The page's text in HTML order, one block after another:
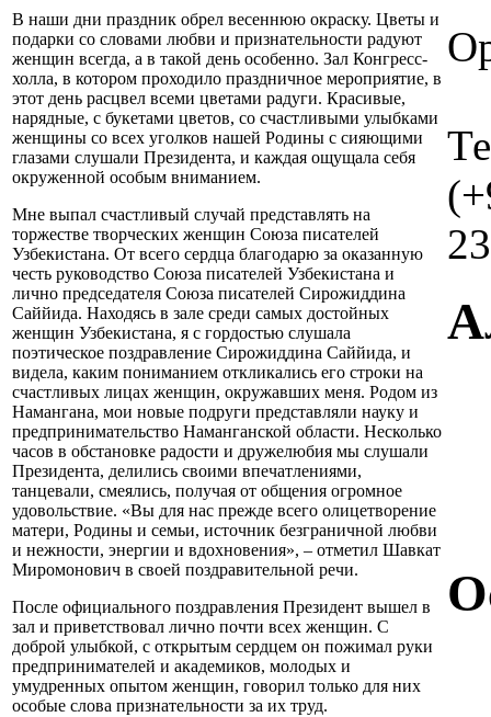
В наши дни праздник обрел весеннюю окраску. Цветы и
подарки со словами любви и признательности радуют
женщин всегда, а в такой день особенно. Зал Конгресс-
холла, в котором проходило праздничное мероприятие, в
этот день расцвел всеми цветами радуги. Красивые,
нарядные, с букетами цветов, со счастливыми улыбками
женщины со всех уголков нашей Родины с сияющими
глазами слушали Президента, и каждая ощущала себя
окруженной особым вниманием.
Мне выпал счастливый случай представлять на
торжестве творческих женщин Союза писателей
Узбекистана. От всего сердца благодарю за оказанную
честь руководство Союза писателей Узбекистана и
лично председателя Союза писателей Сирожиддина
Саййида. Находясь в зале среди самых достойных
женщин Узбекистана, я с гордостью слушала
поэтическое поздравление Сирожиддина Саййида, и
видела, каким пониманием откликались его строки на
счастливых лицах женщин, окружавших меня. Родом из
Намангана, мои новые подруги представляли науку и
предпринимательство Наманганской области. Несколько
часов в обстановке радости и дружелюбия мы слушали
Президента, делились своими впечатлениями,
танцевали, смеялись, получая от общения огромное
удовольствие. «Вы для нас прежде всего олицетворение
матери, Родины и семьи, источник безграничной любви
и нежности, энергии и вдохновения», – отметил Шавкат
Миромонович в своей поздравительной речи.
После официального поздравления Президент вышел в
зал и приветствовал лично почти всех женщин. С
доброй улыбкой, с открытым сердцем он пожимал руки
предпринимателей и академиков, молодых и
умудренных опытом женщин, говорил только для них
особые слова признательности за их труд.